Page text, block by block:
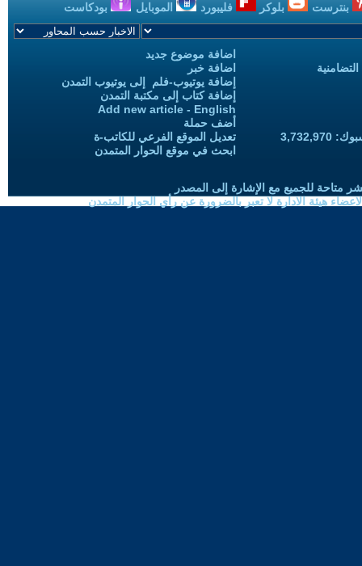
بنترست بلوكر فليبورد الموبايل بودكاست
اضافة موضوع جديد
اضافة خبر
إضافة يوتيوب-فلم إلى يوتيوب التمدن
إضافة كتاب إلى مكتبة التمدن
Add new article - English
أضف حملة
تعديل الموقع الفرعي للكاتب-ة
ابحث في موقع الحوار المتمدن
متاحة للجميع مع الإشارة إلى المصدر
هيئة الادارة لا تعبر بالضرورة عن رأي الحوار المتمدن